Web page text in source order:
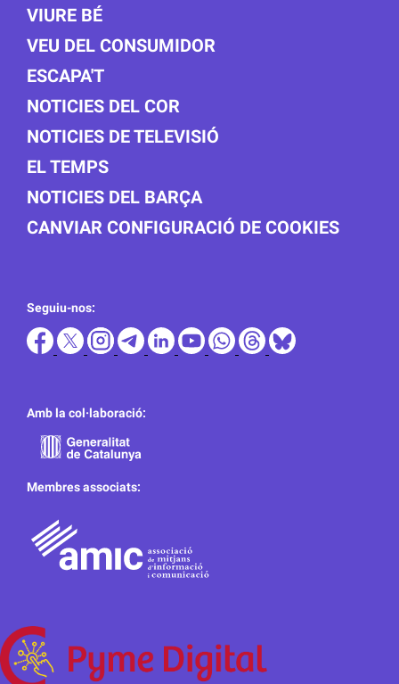
VIURE BÉ
VEU DEL CONSUMIDOR
ESCAPA'T
NOTICIES DEL COR
NOTICIES DE TELEVISIÓ
EL TEMPS
NOTICIES DEL BARÇA
CANVIAR CONFIGURACIÓ DE COOKIES
Seguiu-nos:
Amb la col·laboració:
Membres associats: